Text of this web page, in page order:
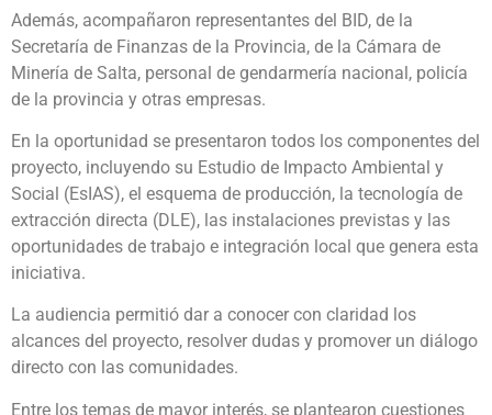
Además, acompañaron representantes del BID, de la
Secretaría de Finanzas de la Provincia, de la Cámara de
Minería de Salta, personal de gendarmería nacional, policía
de la provincia y otras empresas.
En la oportunidad se presentaron todos los componentes del
proyecto, incluyendo su Estudio de Impacto Ambiental y
Social (EsIAS), el esquema de producción, la tecnología de
extracción directa (DLE), las instalaciones previstas y las
oportunidades de trabajo e integración local que genera esta
iniciativa.
La audiencia permitió dar a conocer con claridad los
alcances del proyecto, resolver dudas y promover un diálogo
directo con las comunidades.
Entre los temas de mayor interés, se plantearon cuestiones